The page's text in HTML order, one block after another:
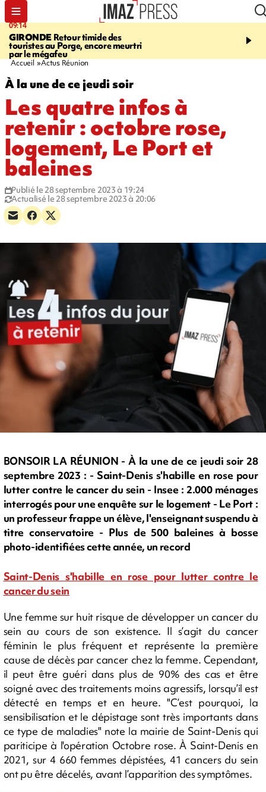
09:14
GIRONDE Retour timide des
touristes au Porge, encore meurtri
par le mégafeu
13:09
Des
font cinq morts en
Accueil Actus Réunion
À la une de ce jeudi soir
Les quatre infos à
retenir : octobre rose,
logement, Le Port et
baleines
Publié le 28 septembre 2023 à 19:24
Actualisé le 28 septembre 2023 à 20:06
BONSOIR LA RÉUNION - À la une de ce jeudi soir 28
septembre 2023 : - Saint-Denis s'habille en rose pour
lutter contre le cancer du sein - Insee : 2.000 ménages
interrogés pour une enquête sur le logement - Le Port :
un professeur frappe un élève, l'enseignant suspendu à
titre conservatoire - Plus de 500 baleines à bosse
photo-identifiées cette année, un record
Saint-Denis s'habille en rose pour lutter contre le
cancer du sein
Une femme sur huit risque de développer un cancer du
sein au cours de son existence. Il s’agit du cancer
féminin le plus fréquent et représente la première
cause de décès par cancer chez la femme. Cependant,
il peut être guéri dans plus de 90% des cas et être
soigné avec des traitements moins agressifs, lorsqu’il est
détecté en temps et en heure. "C’est pourquoi, la
sensibilisation et le dépistage sont très importants dans
ce type de maladies" note la mairie de Saint-Denis qui
pariticipe à l'opération Octobre rose. À Saint-Denis en
2021, sur 4 660 femmes dépistées, 41 cancers du sein
ont pu être décelés, avant l’apparition des symptômes.